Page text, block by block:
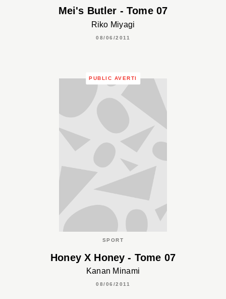
Mei's Butler - Tome 07
Riko Miyagi
08/06/2011
PUBLIC AVERTI
SPORT
Honey X Honey - Tome 07
Kanan Minami
08/06/2011